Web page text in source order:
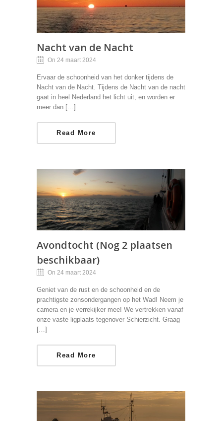
Nacht van de Nacht
On 24 maart 2024
Ervaar de schoonheid van het donker tijdens de
Nacht van de Nacht. Tijdens de Nacht van de nacht
gaat in heel Nederland het licht uit, en worden er
meer dan […]
Read More
Avondtocht (Nog 2 plaatsen
beschikbaar)
On 24 maart 2024
Geniet van de rust en de schoonheid en de
prachtigste zonsondergangen op het Wad! Neem je
camera en je verrekijker mee! We vertrekken vanaf
onze vaste ligplaats tegenover Schierzicht. Graag
[…]
Read More